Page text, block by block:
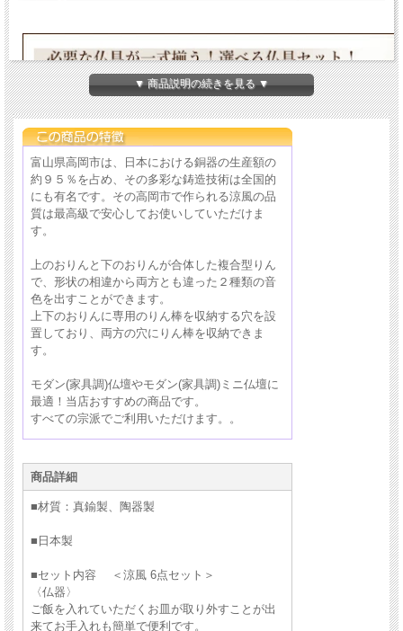
モダン仏具セット（単体）はこちら ＞
▼ 商品説明の続きを見る ▼
富山県高岡市は、日本における銅器の生産額の
約９５％を占め、その多彩な鋳造技術は全国的
にも有名です。その高岡市で作られる涼風の品
質は最高級で安心してお使いしていただけま
す。
上のおりんと下のおりんが合体した複合型りん
で、形状の相違から両方とも違った２種類の音
色を出すことができます。
上下のおりんに専用のりん棒を収納する穴を設
置しており、両方の穴にりん棒を収納できま
す。
モダン(家具調)仏壇やモダン(家具調)ミニ仏壇に
最適！当店おすすめの商品です。
すべての宗派でご利用いただけます。。
商品詳細
■材質： 真鍮製、陶器製
■日本製
■セット内容 ＜涼風 6点セット＞
〈仏器〉
ご飯を入れていただくお皿が取り外すことが出
来てお手入れも簡単で便利です。